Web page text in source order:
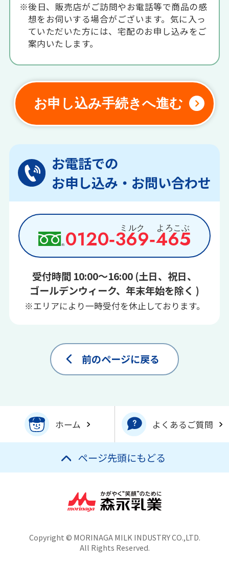
※後日、販売店がご訪問やお電話等で商品の感
想をお伺いする場合がございます。気に入っ
ていただいた方には、宅配のお申し込みをご
案内いたします。
お申し込み手続きへ進む
お電話での
お申し込み・お問い合わせ
0120‑369‑465
受付時間 10:00～16:00 (土日、祝日、
ゴールデンウィーク、年末年始を除く )
※エリアにより一時受付を休止しております。
前のページに戻る
ホーム よくあるご質問
ページ先頭にもどる
Copyright © MORINAGA MILK INDUSTRY CO.,LTD.
All Rights Reserved.